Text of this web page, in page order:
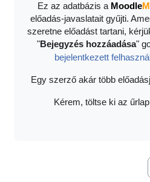
Ez az adatbázis a Moodle
előadás-javaslatait gyűjti.
szeretne előadást tartani,
"Bejegyzés hozzáadása"
bejelentkezett
Egy szerző akár több
Kérem, töltse ki az